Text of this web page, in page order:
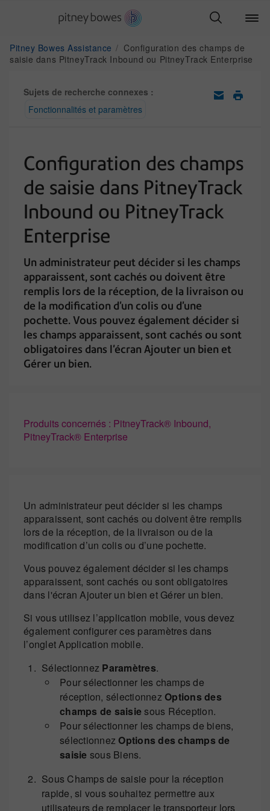
Pitney Bowes Assistance
Configuration des champs de
saisie dans PitneyTrack Inbound ou PitneyTrack Enterprise
Sujets de recherche connexes :
Fonctionnalités et paramètres
Configuration des champs
de saisie dans PitneyTrack
Inbound ou PitneyTrack
Enterprise
Un administrateur peut décider si les champs
apparaissent, sont cachés ou doivent être
remplis lors de la réception, de la livraison ou
de la modification d’un colis ou d’une
pochette. Vous pouvez également décider si
les champs apparaissent, sont cachés ou sont
obligatoires dans l'écran Ajouter un bien et
Gérer un bien.
Produits concernés : PitneyTrack® Inbound,
PitneyTrack® Enterprise
Un administrateur peut décider si les champs
apparaissent, sont cachés ou doivent être remplis
lors de la réception, de la livraison ou de la
modification d’un colis ou d’une pochette.
Vous pouvez également décider si les champs
apparaissent, sont cachés ou sont obligatoires
dans l'écran Ajouter un bien et Gérer un bien.
Si vous utilisez l’application mobile, vous devez
également configurer ces paramètres dans
l’onglet Application mobile.
Sélectionnez Paramètres.
Pour sélectionner les champs de
réception, sélectionnez Options des
champs de saisiesous Réception.
Pour sélectionner les champs de biens,
sélectionnez Options des champs de
saisie sous Biens.
Sous Champs de saisie pour la réception
rapide, si vous souhaitez permettre aux
utilisateurs de remplacer le transporteur lors